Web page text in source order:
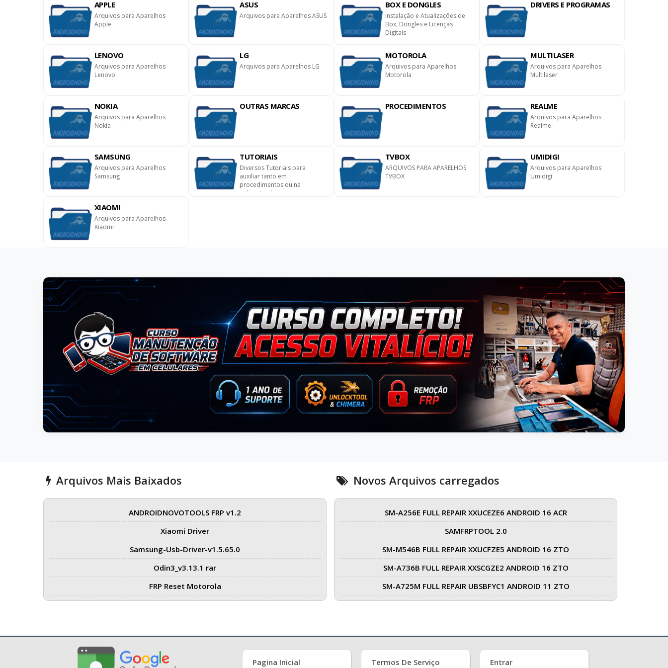
APPLE
Arquivos para Aparelhos
Apple
ASUS
Arquivos para Aparelhos ASUS
BOX E DONGLES
Instalação e Atualizações de
Box, Dongles e Licenças
Digitais
DRIVERS E PROGRAMAS
LENOVO
Arquivos para Aparelhos
Lenovo
LG
Arquivos para Aparelhos LG
MOTOROLA
Arquivos para Aparelhos
Motorola
MULTILASER
Arquivos para Aparelhos
Multilaser
NOKIA
Arquivos para Aparelhos
Nokia
OUTRAS MARCAS PROCEDIMENTOS REALME
Arquivos para Aparelhos
Realme
SAMSUNG
Arquivos para Aparelhos
Samsung
TUTORIAIS
Diversos Tutoriais para
auxiliar tanto em
procedimentos ou na
utilização do site.
TVBOX
ARQUIVOS PARA APARELHOS
TVBOX
UMIDIGI
Arquivos para Aparelhos
Umidigi
XIAOMI
Arquivos para Aparelhos
Xiaomi
Arquivos Mais Baixados
ANDROIDNOVOTOOLS FRP v1.2
Xiaomi Driver
Samsung-Usb-Driver-v1.5.65.0
Odin3_v3.13.1 rar
FRP Reset Motorola
Novos Arquivos carregados
SM-A256E FULL REPAIR XXUCEZE6 ANDROID 16 ACR
SAMFRPTOOL 2.0
SM-M546B FULL REPAIR XXUCFZE5 ANDROID 16 ZTO
SM-A736B FULL REPAIR XXSCGZE2 ANDROID 16 ZTO
SM-A725M FULL REPAIR UBSBFYC1 ANDROID 11 ZTO
Pagina Inicial Termos De Serviço Entrar